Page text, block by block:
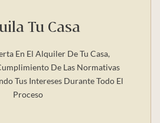
Tu Casa
En El Alquiler De Tu Casa,
De Las Normativas
Tus Intereses Durante Todo El
Proceso